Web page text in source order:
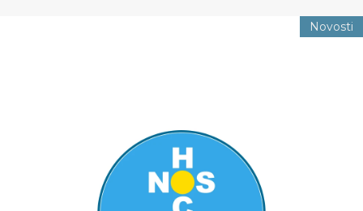
Novosti